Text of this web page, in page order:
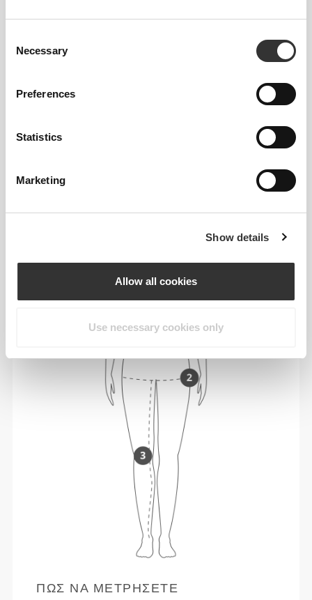
Selection
Necessary
Preferences
Statistics
Marketing
Show details
Allow all cookies
Use necessary cookies only
Ανάμεσα σε μεγέθη; Δεν είσαι σίγουρος για
Αν είσαι αναποφάσιστος, διάλεξε ένα
μεγαλύτερο μέγεθος για πιο χαλαρή εφαρμογή ή
προϊόντα μας είναι σχεδιασμένα να ταιριάζουν
ΠΏΣ ΝΑ ΜΕΤΡΉΣΕΤΕ